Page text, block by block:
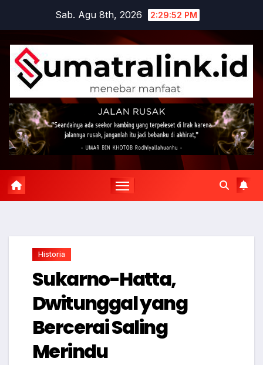
content
Sab. Agu 8th, 2026 2:29:54 PM
Historia
Sukarno-Hatta,
Dwitunggal yang
Bercerai Saling
Merindu